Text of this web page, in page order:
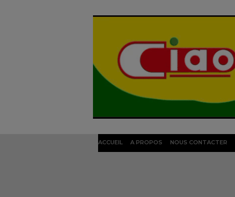
ACCUEIL A PROPOS NOUS CONTACTER